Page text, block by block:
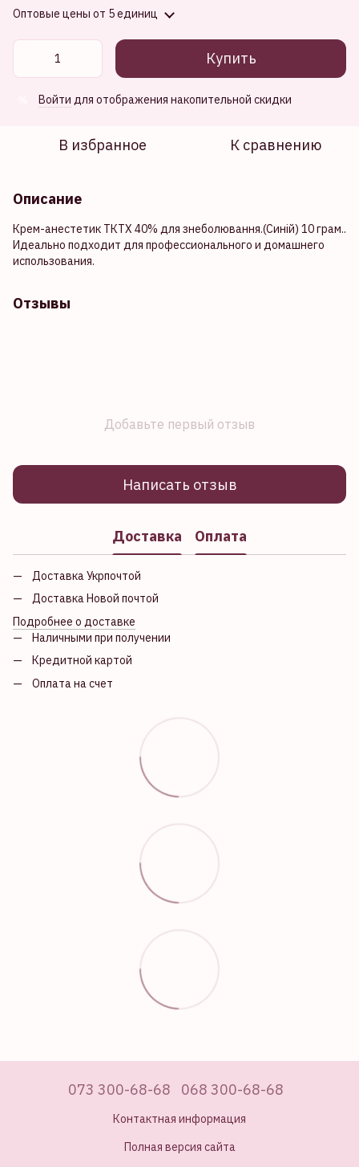
Оптовые цены от 5 единиц
Купить
Войти для отображения накопительной скидки
В избранное К сравнению
Описание
Крем-анестетик ТКТХ 40% для знеболювання.(Синій) 10 грам..
Идеально подходит для профессионального и домашнего
использования.
Отзывы
Добавьте первый отзыв
Написать отзыв
Доставка Оплата
Доставка Укрпочтой
Доставка Новой почтой
Подробнее о доставке
Наличными при получении
Кредитной картой
Оплата на счет
073 300-68-68 068 300-68-68
Контактная информация
Полная версия сайта